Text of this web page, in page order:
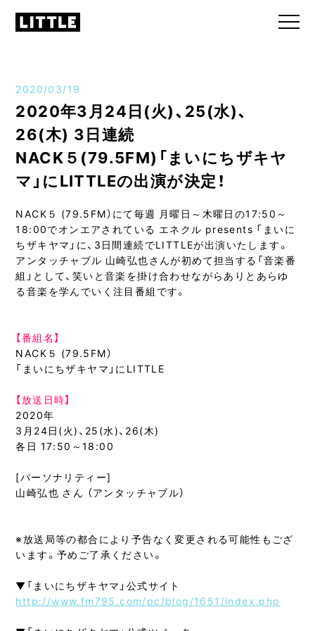
2020/03/19
2020年3月24日(火)、25(水)、
26(木) 3日連続
NACK５(79.5FM)「まいにちザキヤ
マ」にLITTLEの出演が決定！
NACK５ (79.5FM）にて毎週 月曜日～木曜日の17:50～
18:00でオンエアされている エネクル presents 「まいに
ちザキヤマ」に、3日間連続でLITTLEが出演いたします。
アンタッチャブル 山崎弘也さんが初めて担当する「音楽番
組」として、笑いと音楽を掛け合わせながらありとあらゆ
る音楽を学んでいく注目番組です。
【番組名】
NACK５ (79.5FM）
「まいにちザキヤマ」にLITTLE
【放送日時】
2020年
3月24日(火)、25(水)、26(木)
各日 17:50～18:00
[パーソナリティー]
山崎弘也 さん （アンタッチャブル）
※放送局等の都合により予告なく変更される可能性もござ
います。予めご了承ください。
▼「まいにちザキヤマ」公式サイト
http://www.fm795.com/pc/blog/1651/index.php